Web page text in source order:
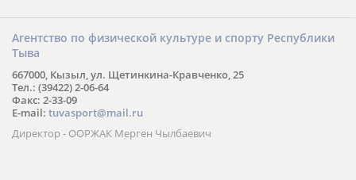
Агентство по физической культуре и спорту Республики
Тыва
667000, Кызыл, ул. Щетинкина-Кравченко, 25
Тел.: (39422) 2-06-64
Факс: 2-33-09
E-mail: tuvasport@mail.ru
Директор - ООРЖАК Мерген Чылбаевич